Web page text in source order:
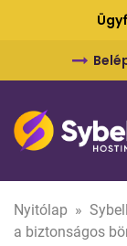
Nyitólap »
a biztonságos